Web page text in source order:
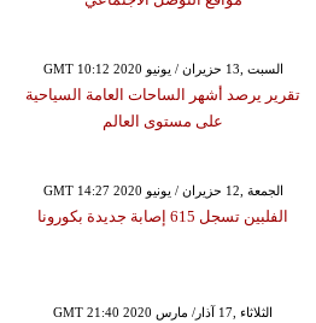
GMT 10:12 2020 السبت ,13 حزيران / يونيو
تقرير يرصد أشهر الساحات العامة السياحية
على مستوى العالم
GMT 14:27 2020 الجمعة ,12 حزيران / يونيو
الفلبين تسجل 615 إصابة جديدة بكورونا
GMT 21:40 2020 الثلاثاء ,17 آذار/ مارس